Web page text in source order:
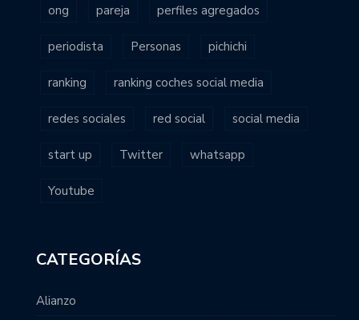
ong pareja perfiles agregados
periodista Personas pichichi
ranking ranking coches social media
redes sociales red social social media
start up Twitter whatsapp
Youtube
CATEGORÍAS
Alianzo